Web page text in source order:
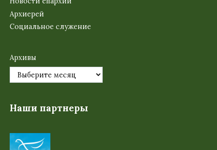
Архиерей
Социальное служение
Архивы
Наши партнеры